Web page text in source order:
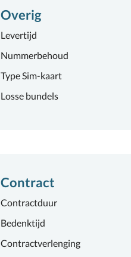
Overig
Levertijd
Nummerbehoud
Type Sim-kaart
Losse bundels
Contract
Contractduur
Bedenktijd
Contractverlenging